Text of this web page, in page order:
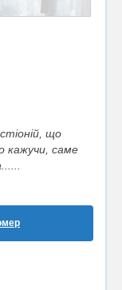
що
кажучи, саме